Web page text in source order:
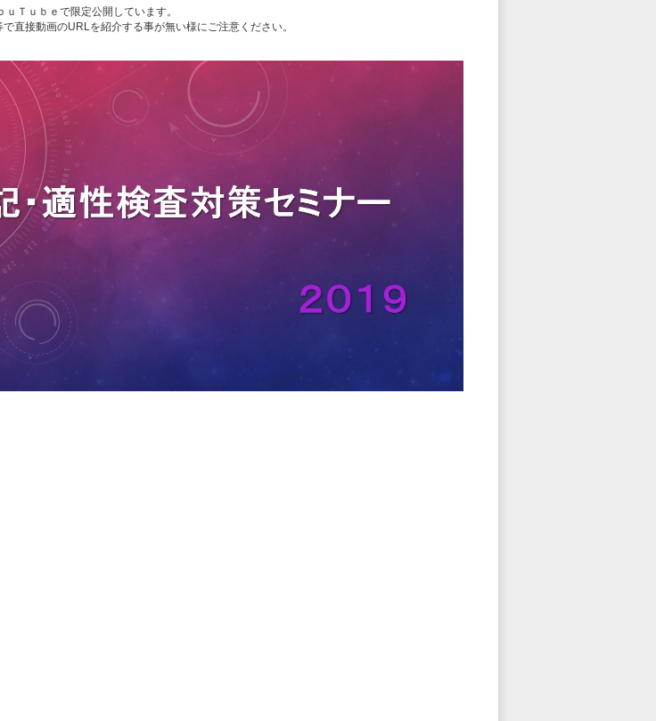
Ｔｕｂｅで限定公開しています。
直接動画のURLを紹介する事が無い様にご注意ください。